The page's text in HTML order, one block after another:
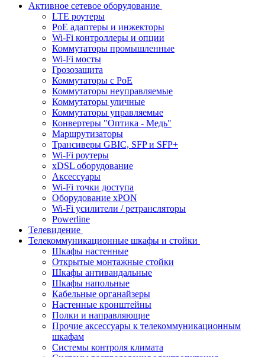
Активное сетевое оборудование
LTE роутеры
PoE адаптеры и инжекторы
Wi-Fi контроллеры и опции
Коммутаторы промышленные
Wi-Fi мосты
Грозозащита
Коммутаторы c PoE
Коммутаторы неуправляемые
Коммутаторы уличные
Коммутаторы управляемые
Конвертеры "Оптика - Медь"
Маршрутизаторы
Трансиверы GBIC, SFP и SFP+
Wi-Fi роутеры
xDSL оборудование
Аксессуары
Wi-Fi точки доступа
Оборудование хPON
Wi-Fi усилители / ретрансляторы
Powerline
Телевидение
Телекоммуникационные шкафы и стойки
Шкафы настенные
Открытые монтажные стойки
Шкафы антивандальные
Шкафы напольные
Кабельные органайзеры
Настенные кронштейны
Полки и направляющие
Прочие аксессуары к телекоммуникационным
шкафам
Системы контроля климата